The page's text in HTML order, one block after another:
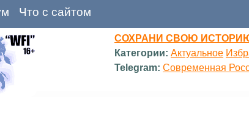
Что с сайтом
СОХРАНИ СВОЮ
Категории: Актуальное
Telegram: Современная